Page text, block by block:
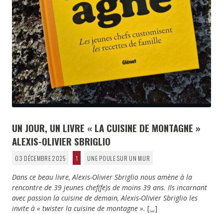
UN JOUR, UN LIVRE « LA CUISINE DE MONTAGNE »
ALEXIS-OLIVIER SBRIGLIO
03 DÉCEMBRE 2025 1 UNE POULE SUR UN MUR
Dans ce beau livre, Alexis-Olivier Sbriglio nous amène à la
rencontre de 39 jeunes chef(fe)s de moins 39 ans. Ils incarnant
avec passion la cuisine de demain, Alexis-Olivier Sbriglio les
invite à « twister la cuisine de montagne ». […]